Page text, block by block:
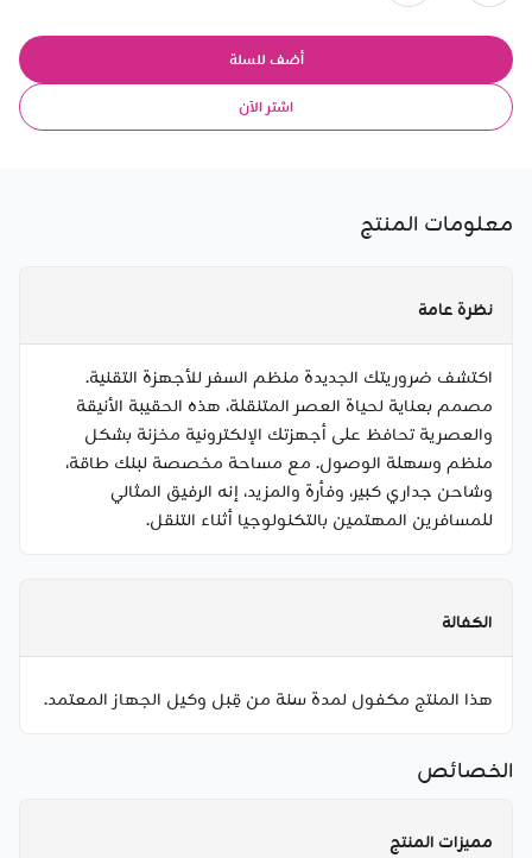
أضف للسلة
اشتر الآن
معلومات المنتج
نظرة عامة
اكتشف ضروريتك الجديدة منظم السفر للأجهزة التقنية.
مصمم بعناية لحياة العصر المتنقلة، هذه الحقيبة الأنيقة
والعصرية تحافظ على أجهزتك الإلكترونية مخزنة بشكل
منظم وسهلة الوصول. مع مساحة مخصصة لبنك طاقة،
وشاحن جداري كبير، وفأرة والمزيد، إنه الرفيق المثالي
للمسافرين المهتمين بالتكنولوجيا أثناء التنقل.
الكفالة
هذا المنتج مكفول لمدة سنة من قِبل وكيل الجهاز المعتمد.
الخصائص
مميزات المنتج